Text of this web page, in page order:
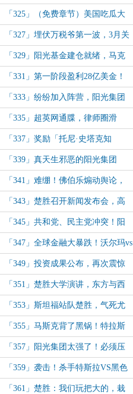
之战！
「325」（免费章节）美国吃瓜大
戏，接连不断！
「327」埋伏万税爷第一波，3月关
税战！
「329」阳光基金建仓就绪，马克
斯成小丑了！
「331」第一阶段盈利28亿美金！
阳光基金财报公布！
「333」纷纷加入阵营，阳光集团
影响力扩大！楚胜：赢麻了？
「335」超英网通牒，律师圈滑
跪！全网：“……”
「337」奖励「托尼·史塔克知
识」！楚胜再掀舆论风暴！
「339」真天生邪恶的阳光集团
啊！
「341」难绷！佛伯乐煽动舆论，
结果舆论一边倒支持阳光集团！
「343」楚胜召开新闻发布会，高
光时刻！
「345」共和党、民主党冲突！阳
光科技·义肢，技术突破！
「347」全球金融大暴跌！沃尔玛vs
东大事件！
「349」投资成果公布，再次震惊
全美！
「351」楚胜大学演讲，东方与西
方，怼尤人，全场欢呼！
「353」斯坦福站队楚胜，气死尤
人！阳光科技·义肢亮相！
「355」马斯克背了黑锅！特拉斯
再次暴跌！
「357」阳光集团太强了！必须压
制！杀手来袭，楚胜兴奋！
「359」袭击！杀手特斯拉VS黑色
雪佛兰！鸡蛋碰钢板！
「361」楚胜：我们玩把大的，栽